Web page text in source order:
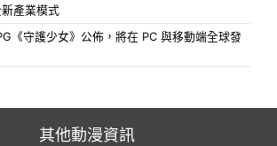
產業模式
《守護少女》公佈，將在 PC 與移動端全球發
其他動漫資訊